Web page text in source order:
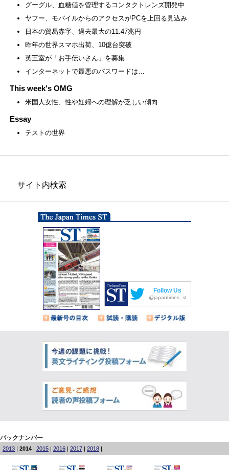
グーグル、血糖値を管理するコンタクトレンズ開発中
ヤフー、モバイルからのアクセスがPCを上回る見込み
日本の貿易赤字、過去最大の11.47兆円
昨年の世界スマホ出荷、10億台突破
英王室が「お手伝いさん」を募集
インターネットで最悪のパスワードは…
This week's OMG
米国人女性、性や妊婦への理解が乏しい傾向
Essay
テストの世界
サイト内検索
Follow Us
@japantimes_st
バックナンバー
2013 | 2014 | 2015 | 2016 | 2017 | 2018 |